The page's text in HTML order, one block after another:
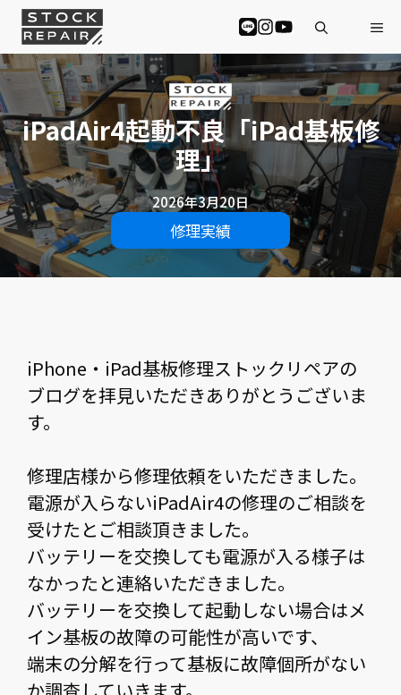
ン
へ
ス
キ
ッ
プ
iPadAir4起動不良「iPad基板修
理」
2026年3月20日
修理実績
iPhone・iPad基板修理ストックリペアの
ブログを拝見いただきありがとうございま
す。
修理店様から修理依頼をいただきました。
電源が入らないiPadAir4の修理のご相談を
受けたとご相談頂きました。
バッテリーを交換しても電源が入る様子は
なかったと連絡いただきました。
バッテリーを交換して起動しない場合はメ
イン基板の故障の可能性が高いです、
端末の分解を行って基板に故障個所がない